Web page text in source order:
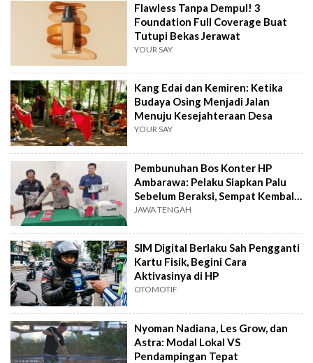
Flawless Tanpa Dempul! 3
Foundation Full Coverage Buat
Tutupi Bekas Jerawat
YOUR SAY
Kang Edai dan Kemiren: Ketika
Budaya Osing Menjadi Jalan
Menuju Kesejahteraan Desa
YOUR SAY
Pembunuhan Bos Konter HP
Ambarawa: Pelaku Siapkan Palu
Sebelum Beraksi, Sempat Kembali
Datangi TKP
JAWA TENGAH
SIM Digital Berlaku Sah Pengganti
Kartu Fisik, Begini Cara
Aktivasinya di HP
OTOMOTIF
Nyoman Nadiana, Les Grow, dan
Astra: Modal Lokal VS
Pendampingan Tepat